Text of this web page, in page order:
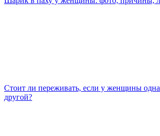
Стоит ли переживать, если у женщины
другой?